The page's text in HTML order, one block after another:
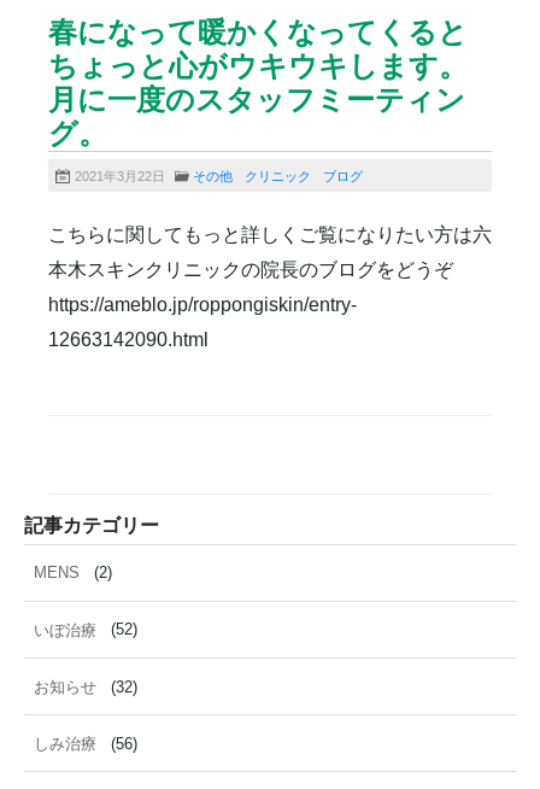
雑誌掲載
食べ物 ＹＡＧレーザー
春になって暖かくなってくると
ちょっと心がウキウキします。
月に一度のスタッフミーティン
グ。
2021年3月22日 その他 クリニック ブログ
こちらに関してもっと詳しくご覧になりたい方は六
本木スキンクリニックの院長のブログをどうぞ
https://ameblo.jp/roppongiskin/entry-
12663142090.html
記事カテゴリー
MENS (2)
いぼ治療 (52)
お知らせ (32)
しみ治療 (56)